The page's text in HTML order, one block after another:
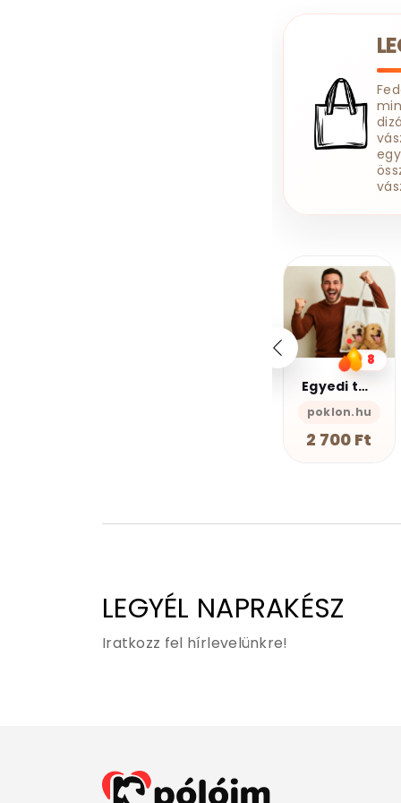
20%
kedvezmény
Kupomkód:
Nap20
6
Kávé 3-pamut zsebes juta midi bevásárlótáska
GEAN Shop
2 490 Ft
LEGYÉL NAPRAKÉSZ
Iratkozz fel hírlevelünkre!